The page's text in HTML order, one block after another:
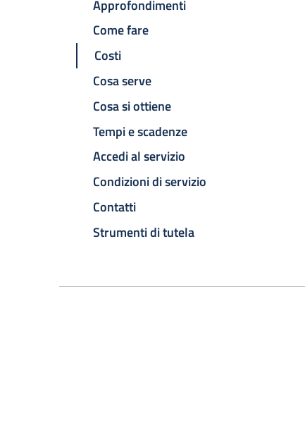
Approfondimenti
Come fare
Costi
Cosa serve
Cosa si ottiene
Tempi e scadenze
Accedi al servizio
Condizioni di servizio
Contatti
Strumenti di tutela